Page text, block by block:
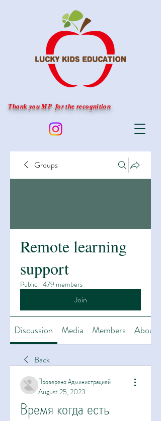
Thank you MP for the recognition
Groups
Remote learning
support
Public · 479 members
Join
Discussion Media Members About
Back
Проверено Администрацией
August 25, 2023
Время когда есть